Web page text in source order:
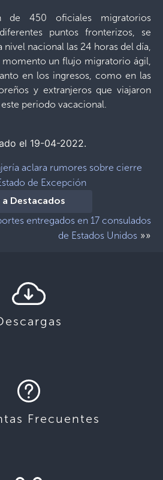
de 450 oficiales migratorios
puntos fronterizos, se
nacional las 24 horas del día,
un flujo migratorio ágil,
en los ingresos, como en las
y extranjeros que viajaron
periodo vacacional.
el 19-04-2022.
aclara rumores sobre cierre
de Excepción
a Destacados
entregados en 17 consulados
de Estados Unidos »»
Frecuentes